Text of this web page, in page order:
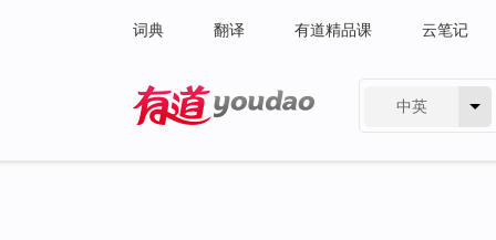
词典 翻译 有道精品课 云笔记
中英